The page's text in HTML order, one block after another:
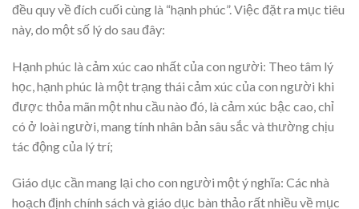
đều quy về đích cuối cùng là “hạnh phúc”. Việc đặt ra mục tiêu
này, do một số lý do sau đây:
Hạnh phúc là cảm xúc cao nhất của con người: Theo tâm lý
học, hạnh phúc là một trạng thái cảm xúc của con người khi
được thỏa mãn một nhu cầu nào đó, là cảm xúc bậc cao, chỉ
có ở loài người, mang tính nhân bản sâu sắc và thường chịu
tác động của lý trí;
Giáo dục cần mang lại cho con người một ý nghĩa: Các nhà
hoạch định chính sách và giáo dục bàn thảo rất nhiều về mục